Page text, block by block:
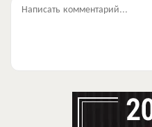
Написать комментарий...